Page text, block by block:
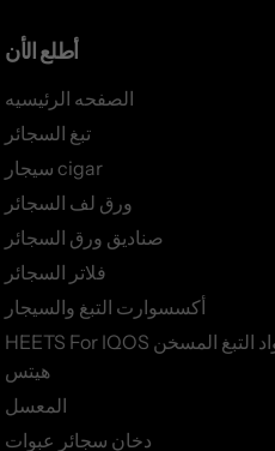
أطلع الأن
الصفحه الرئيسيه
تبغ السجائر
سيجار cigar
ورق لف السجائر
صناديق ورق السجائر
فلاتر السجائر
أكسسوارت التبغ والسيجار
HEETS For IQOS أعواد التبغ المسخن
هيتس
المعسل
دخان سجائر عبوات